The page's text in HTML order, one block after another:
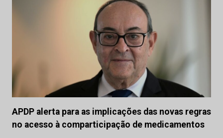
APDP alerta para as implicações das novas regras
no acesso à comparticipação de medicamentos